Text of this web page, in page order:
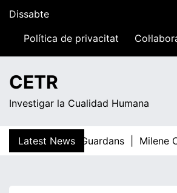
content
Dissabte
13:02Política de privacitat
CETR
Investigar la Cualidad Humana
Latest News
Teresa Guardans | Milene